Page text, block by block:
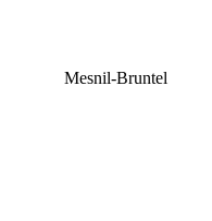
Mesnil-Bruntel